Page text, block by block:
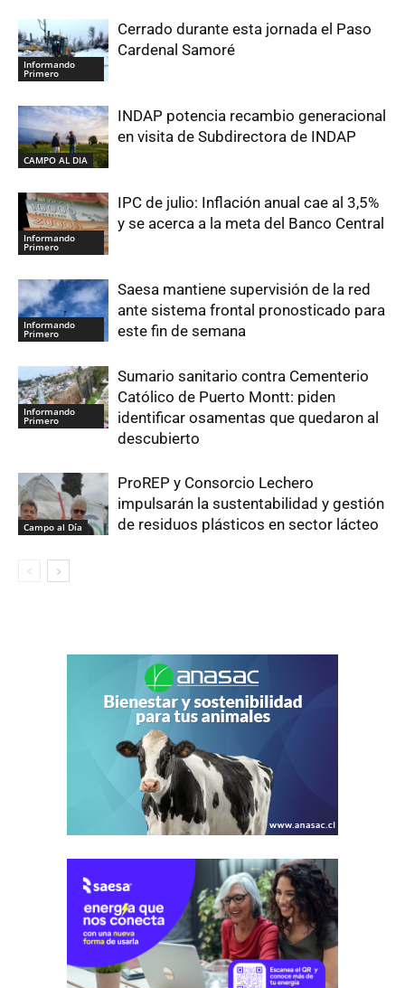
Informando
Primero
Cerrado durante esta jornada el Paso
Cardenal Samoré
CAMPO AL DIA
INDAP potencia recambio generacional
en visita de Subdirectora de INDAP
Informando
Primero
IPC de julio: Inflación anual cae al 3,5%
y se acerca a la meta del Banco Central
Informando
Primero
Saesa mantiene supervisión de la red
ante sistema frontal pronosticado para
este fin de semana
Informando
Primero
Sumario sanitario contra Cementerio
Católico de Puerto Montt: piden
identificar osamentas que quedaron al
descubierto
Campo al Día
ProREP y Consorcio Lechero
impulsarán la sustentabilidad y gestión
de residuos plásticos en sector lácteo